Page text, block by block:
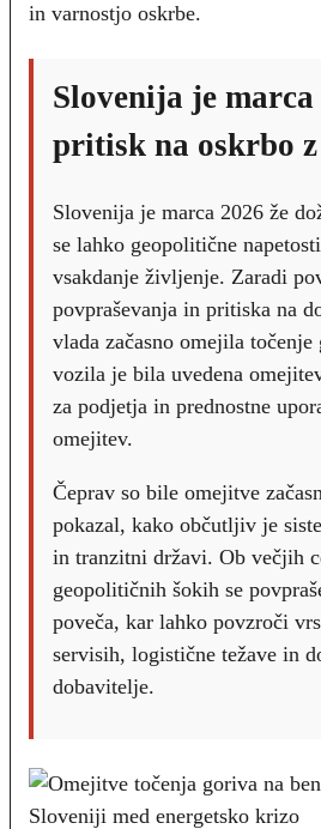
in varnostjo oskrbe.
Slovenija je
pritisk na oskrbo
Slovenija je marca 2026 že
se lahko geopolitične
vsakdanje življenje. Zaradi
povpraševanja in pritiska na
vlada začasno omejila točenje
vozila je bila uvedena
za podjetja in prednostne
omejitev.
Čeprav so bile omejitve
pokazal, kako občutljiv je
in tranzitni državi. Ob večjih
geopolitičnih šokih se
poveča, kar lahko povzroči
servisih, logistične težave in
dobavitelje.